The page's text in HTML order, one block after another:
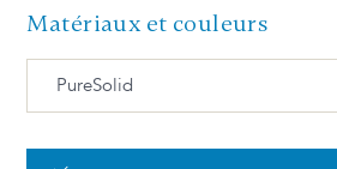
Matériaux et couleurs
PureSolid